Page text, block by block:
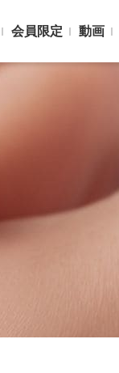
会員限定 動画